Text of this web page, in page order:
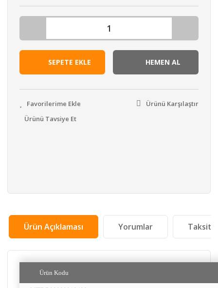
SEPETE EKLE HEMEN AL
Ürünü Karşılaştır
Ürünü Tavsiye Et
Ürün Açıklaması Yorumlar Taksit
Ürün Kodu